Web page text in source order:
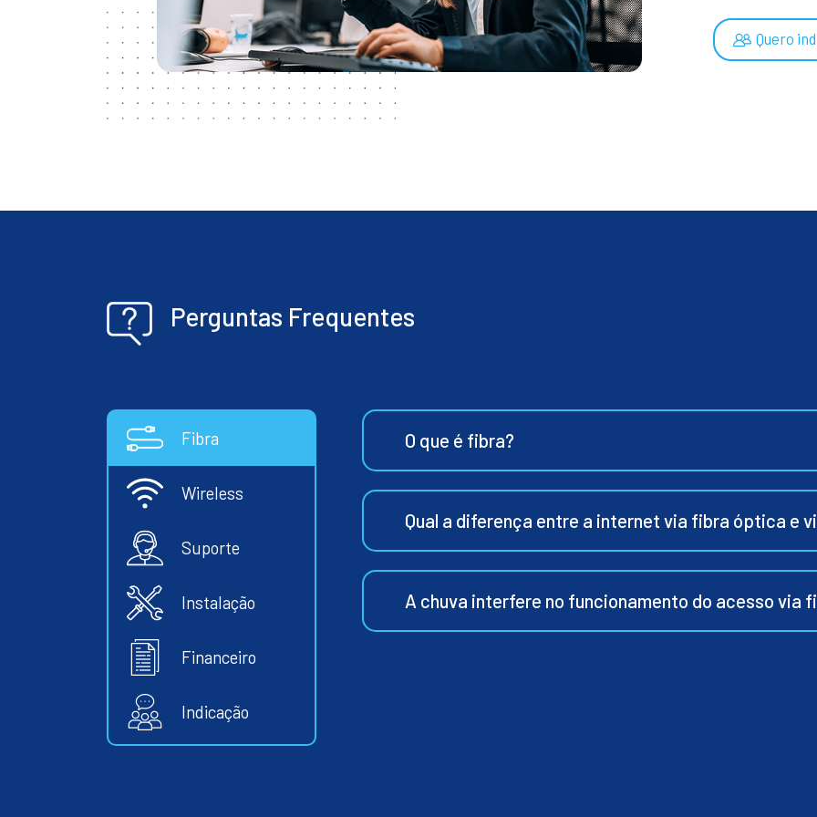
Quero
Perguntas Frequentes
Fibra
Wireless
Suporte
Instalação
Financeiro
Indicação
O que é fibra?
Qual a diferença entre a internet via fibra óptica e
A chuva interfere no funcionamento do acesso via